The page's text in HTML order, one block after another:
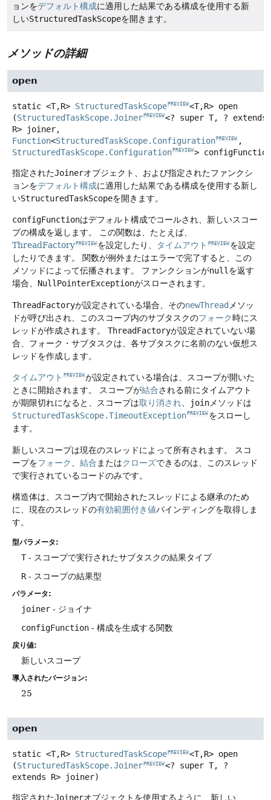
ョンをデフォルト構成に適用した結果である構成を使用する新
しいStructuredTaskScopeを開きます。
メソッドの詳細
open
static <T,R> StructuredTaskScope PREVIEW<T,R> open
(StructuredTaskScope.Joiner PREVIEW<? super T, ? extends
Function<StructuredTaskScope.Configuration PREVIEW
StructuredTaskScope.Configuration PREVIEW>
指定されたJoinerオブジェクト、および指定されたファンクシ
ョンをデフォルト構成に適用した結果である構成を使用する新し
いStructuredTaskScopeを開きます。
configFunctionはデフォルト構成でコールされ、新しいスコー
プの構成を返します。
この関数は、たとえば、
ThreadFactoryPREVIEW を設定したり、 タイムアウト PREVIEW を設定
したりできます。
関数が例外またはエラーで完了すると、この
メソッドによって伝播されます。
ファンクションがnullを返す
場合、 NullPointerExceptionがスローされます。
ThreadFactoryが設定されている場合、そのnewThread メソッ
ドが呼び出され、このスコープ内のサブタスクのフォーク時にス
レッドが作成されます。
ThreadFactoryが設定されていない場
合、フォーク・サブタスクは、各サブタスクに名前のない仮想ス
レッドを作成します。
タイムアウト PREVIEWが設定されている場合は、スコープが開いた
ときに開始されます。
スコープが結合される前にタイムアウト
が期限切れになると、スコープは取り消され join メソッドは
StructuredTaskScope.TimeoutException PREVIEW をスローし
ます。
新しいスコープは現在のスレッドによって所有されます。
スコ
ープをフォーク 結合 またはクローズできるのは、このスレッド
で実行されているコードのみです。
構造体は、スコープ内で開始されたスレッドによる継承のため
に、現在のスレッドの有効範囲付き値バインディングを取得しま
す。
型パラメータ:
T- スコープで実行されたサブタスクの結果タイプ
R- スコープの結果型
パラメータ:
joiner - ジョイナ
configFunction - 構成を生成する関数
戻り値:
新しいスコープ
導入されたバージョン:
25
open
static <T,R> StructuredTaskScope PREVIEW<T,R> open
(StructuredTaskScope.Joiner PREVIEW<? super T, ?
extends R> joiner)
指定されたJoinerオブジェクトを使用するように、新しい